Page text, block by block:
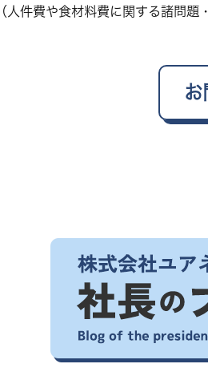
（人件費や食材料費に関する諸問題
お